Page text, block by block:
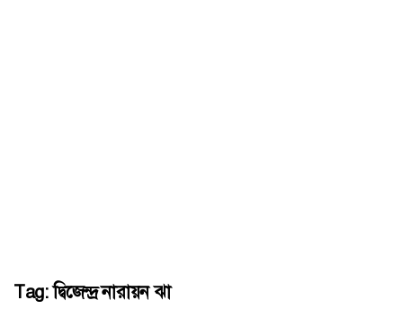
Tag:দ্বিজেন্দ্র নারায়ন ঝা